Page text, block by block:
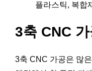
플라스틱, 복합
3축 CNC 가
3축 CNC 가공은 많